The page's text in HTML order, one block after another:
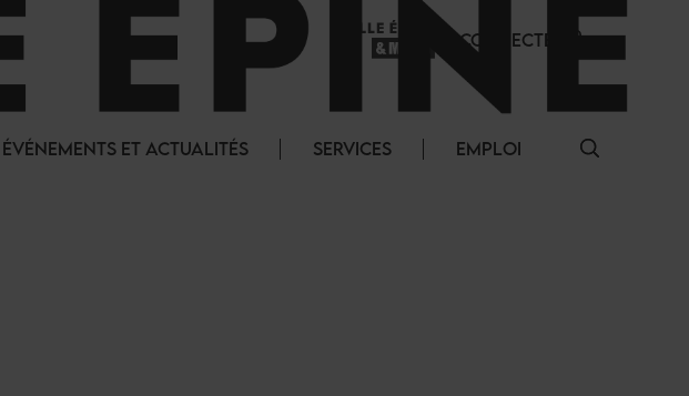
SE CONNECTER
ÉVÉNEMENTS ET ACTUALITÉS SERVICES EMPLOI